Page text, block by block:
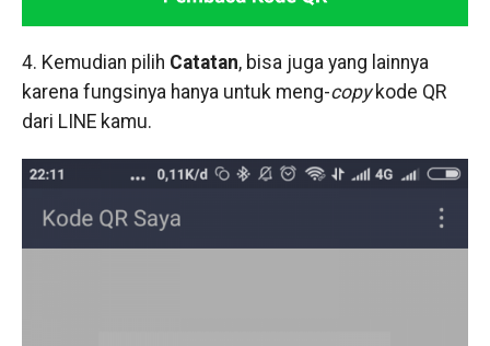
4. Kemudian pilih Catatan, bisa juga yang lainnya
karena fungsinya hanya untuk meng-copykode QR
dari LINE kamu.